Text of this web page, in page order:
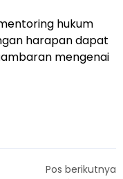
hukum
harapan dapat
mengenai
Pos berikutnya